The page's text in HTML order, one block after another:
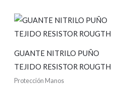
GUANTE NITRILO PUÑO
TEJIDO RESISTOR ROUGTH
Protección Manos